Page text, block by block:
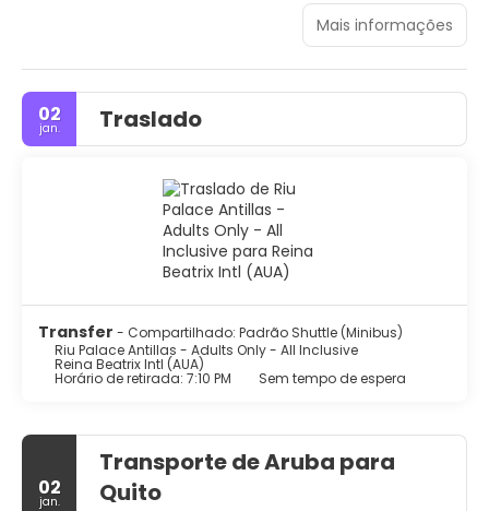
As suas excelentes instalações e uma vasta gama de
serviços garantirão uma experiência de férias
inesquecível no Caribe. Este magnífico palácio oferece
aos seus hóspedes tudo o que precisam para relaxar e
recuperar as forças durante a sua estadia. Se os
hóspedes procuram o equilíbrio perfeito entre elegância
e entretenimento, este hotel é o lugar perfeito. Os
localização premium do quarto, acesso a bebidas de
marcas premium, acesso a uma área de lounge e
restaurantes exclusivos, acesso à área da piscina
exclusiva, late check-out até as 13h00, e outros.
Mais informações
02
jan. Traslado
Transfer - Compartilhado: Padrão Shuttle (Minibus)
Riu Palace Antillas - Adults Only - All Inclusive
Reina Beatrix Intl (AUA)
Horário de retirada: 7:10 PM Sem tempo de espera
02
jan.
Transporte de Aruba para
Quito